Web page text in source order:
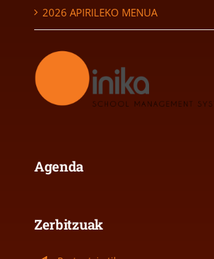
2026 APIRILEKO MENUA
Agenda
Zerbitzuak